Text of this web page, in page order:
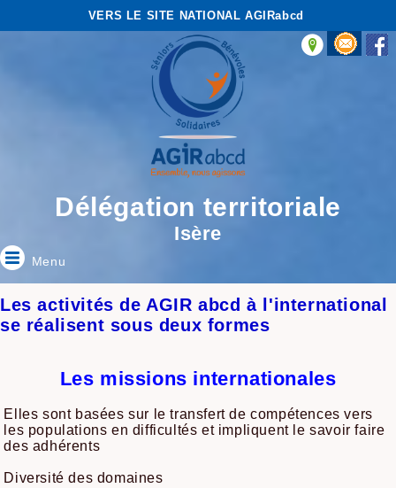
VERS LE SITE NATIONAL AGIRabcd
Délégation territoriale
Isère
Menu
Les activités de AGIR abcd à l'international
se réalisent sous deux formes
Les missions internationales
Elles sont basées sur le transfert de compétences vers
les populations en difficultés et impliquent le savoir faire
des adhérents
Diversité des domaines